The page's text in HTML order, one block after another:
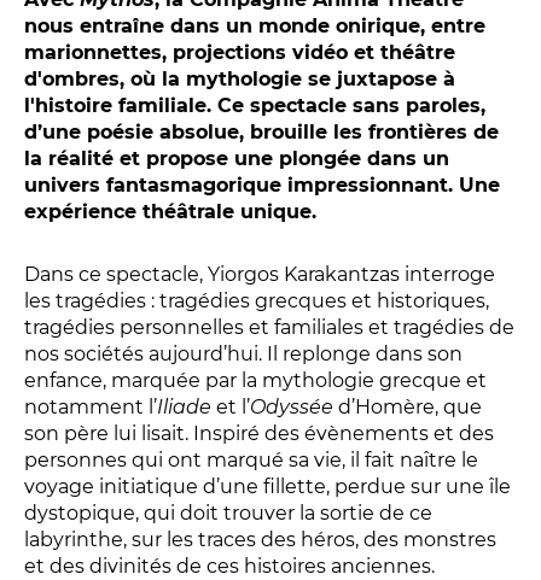
Les Procès du samedi
Les Jeudis littéraires
Le Comité de lecture
LES TEMPS FORTS
Festival de Magie
Festival de Tragédies
LE PUBLIC
VOUS ÊTES...
Enseignant
Relais
nous entraîne dans un monde onirique, entre
marionnettes, projections vidéo et théâtre
d'ombres, où la mythologie se juxtapose à
l'histoire familiale. Ce spectacle sans paroles,
d’une poésie absolue, brouille les frontières de
la réalité et propose une plongée dans un
univers fantasmagorique impressionnant. Une
expérience théâtrale unique.
Dans ce spectacle, Yiorgos Karakantzas interroge
les tragédies : tragédies grecques et historiques,
tragédies personnelles et familiales et tragédies de
nos sociétés aujourd’hui. Il replonge dans son
enfance, marquée par la mythologie grecque et
notamment l’Iliade et l’Odyssée d’Homère, que
son père lui lisait. Inspiré des évènements et des
personnes qui ont marqué sa vie, il fait naître le
voyage initiatique d’une fillette, perdue sur une île
dystopique, qui doit trouver la sortie de ce
labyrinthe, sur les traces des héros, des monstres
et des divinités de ces histoires anciennes.